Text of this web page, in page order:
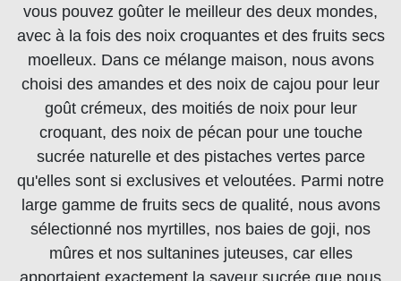
vous pouvez goûter le meilleur des deux mondes,
avec à la fois des noix croquantes et des fruits secs
moelleux. Dans ce mélange maison, nous avons
choisi des amandes et des noix de cajou pour leur
goût crémeux, des moitiés de noix pour leur
croquant, des noix de pécan pour une touche
sucrée naturelle et des pistaches vertes parce
qu'elles sont si exclusives et veloutées. Parmi notre
large gamme de fruits secs de qualité, nous avons
sélectionné nos myrtilles, nos baies de goji, nos
mûres et nos sultanines juteuses, car elles